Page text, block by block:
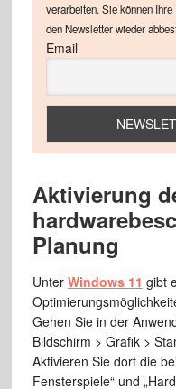
verarbeiten. Sie können
den Newsletter wieder
Email
Aktivierung
Planung
Unter Windows 11 gibt
Gehen Sie in der
Bildschirm > Grafik >
Aktivieren Sie dort die
Fensterspiele“ und